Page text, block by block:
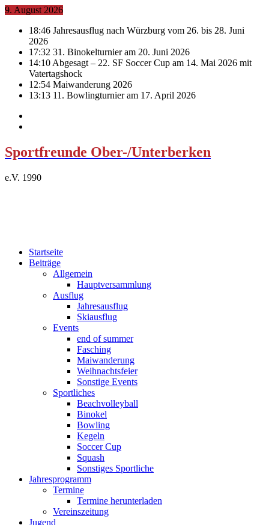
9. August 2026
18:46 Jahresausflug nach Würzburg vom 26. bis 28. Juni
2026
17:32 31. Binokelturnier am 20. Juni 2026
14:10 Abgesagt – 22. SF Soccer Cup am 14. Mai 2026 mit
Vatertagshock
12:54 Maiwanderung 2026
13:13 11. Bowlingturnier am 17. April 2026
Sportfreunde Ober-/Unterberken
e.V. 1990
Startseite
Beiträge
Allgemein
Hauptversammlung
Ausflug
Jahresausflug
Skiausflug
Events
end of summer
Fasching
Maiwanderung
Weihnachtsfeier
Sonstige Events
Sportliches
Beachvolleyball
Binokel
Bowling
Kegeln
Soccer Cup
Squash
Sonstiges Sportliche
Jahresprogramm
Termine
Termine herunterladen
Vereinszeitung
Jugend